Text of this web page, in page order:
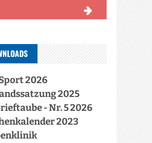
2026
2025
- Nr. 5 2026
2023